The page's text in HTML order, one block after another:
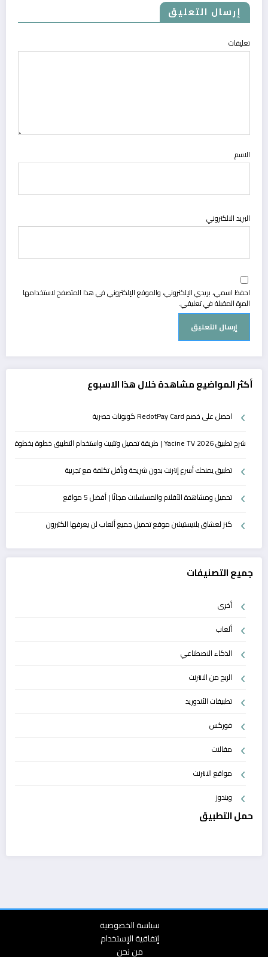
إرسال التعليق
تعليقات
الاسم
البريد الالكتروني
احفظ اسمي، بريدي الإلكتروني، والموقع الإلكتروني في هذا المتصفح لاستخدامها
المرة المقبلة في تعليقي.
أكثر المواضيع مشاهدة خلال هذا الاسبوع
احصل على خصم RedotPay Card كوبونات حصرية
شرح تطبيق Yacine TV 2026 | طريقة تحميل وتثبيت واستخدام التطبيق خطوة بخطوة
تطبيق يمنحك أسرع إنترنت بدون شريحة وبأقل تكلفة مع تجريبة
تحميل ومشاهدة الأفلام والمسلسلات مجانًا | أفضل 5 مواقع
كنز لعشاق بلايستيشن موقع تحميل جميع ألعاب لن يعرفها الكثيرون
جميع التصنيفات
أخرى
ألعاب
الذكاء الاصطناعي
الربح من الانترنت
تطبيقات الأندوريد
فوركس
مقالات
مواقع الانترنت
ويندوز
حمل التطبيق
سياسة الخصوصية
إتفاقية الإستخدام
من نحن